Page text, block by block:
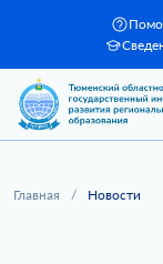
Главная / Новости